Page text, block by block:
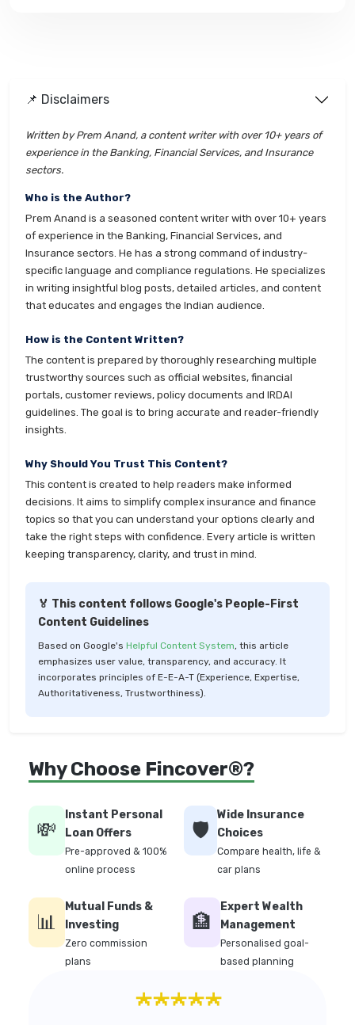
📌 Disclaimers
Written by Prem Anand, a content writer with over 10+ years of
experience in the Banking, Financial Services, and Insurance
sectors.
Who is the Author?
Prem Anand is a seasoned content writer with over 10+ years
of experience in the Banking, Financial Services, and
Insurance sectors. He has a strong command of industry-
specific language and compliance regulations. He specializes
in writing insightful blog posts, detailed articles, and content
that educates and engages the Indian audience.
How is the Content Written?
The content is prepared by thoroughly researching multiple
trustworthy sources such as official websites, financial
portals, customer reviews, policy documents and IRDAI
guidelines. The goal is to bring accurate and reader-friendly
insights.
Why Should You Trust This Content?
This content is created to help readers make informed
decisions. It aims to simplify complex insurance and finance
topics so that you can understand your options clearly and
take the right steps with confidence. Every article is written
keeping transparency, clarity, and trust in mind.
🏅 This content follows Google's People-First
Content Guidelines
Based on Google's Helpful Content System, this article
emphasizes user value, transparency, and accuracy. It
incorporates principles of E-E-A-T (Experience, Expertise,
Authoritativeness, Trustworthiness).
Why Choose Fincover®?
💸
Instant Personal
Loan Offers
Pre-approved & 100%
online process
🛡️
Wide Insurance
Choices
Compare health, life &
car plans
📊
Mutual Funds &
Investing
Zero commission
plans
🏦
Expert Wealth
Management
Personalised goal-
based planning
★★★★★